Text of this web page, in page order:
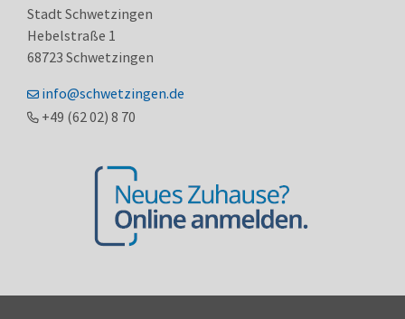
Stadt Schwetzingen
Hebelstraße 1
68723 Schwetzingen
info@schwetzingen.de
+49 (6202) 8 70